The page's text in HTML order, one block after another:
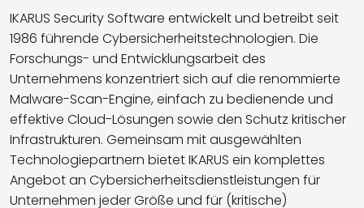
IKARUS Security Software entwickelt und betreibt seit
1986 führende Cybersicherheitstechnologien. Die
Forschungs- und Entwicklungsarbeit des
Unternehmens konzentriert sich auf die renommierte
Malware-Scan-Engine, einfach zu bedienende und
effektive Cloud-Lösungen sowie den Schutz kritischer
Infrastrukturen. Gemeinsam mit ausgewählten
Technologiepartnern bietet IKARUS ein komplettes
Angebot an Cybersicherheitsdienstleistungen für
Unternehmen jeder Größe und für (kritische)